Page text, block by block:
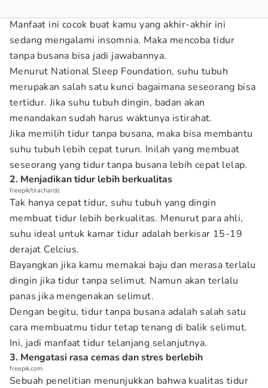
Manfaat ini cocok buat kamu yang akhir-akhir ini
sedang mengalami insomnia. Maka mencoba tidur
tanpa busana bisa jadi jawabannya.
Menurut National Sleep Foundation, suhu tubuh
merupakan salah satu kunci bagaimana seseorang bisa
tertidur. Jika suhu tubuh dingin, badan akan
menandakan sudah harus waktunya istirahat.
Jika memilih tidur tanpa busana, maka bisa membantu
suhu tubuh lebih cepat turun. Inilah yang membuat
seseorang yang tidur tanpa busana lebih cepat lelap.
2. Menjadikan tidur lebih berkualitas
freepik/tirachardz
Tak hanya cepat tidur, suhu tubuh yang dingin
membuat tidur lebih berkualitas. Menurut para ahli,
suhu ideal untuk kamar tidur adalah berkisar 15-19
derajat Celcius.
Bayangkan jika kamu memakai baju dan merasa terlalu
dingin jika tidur tanpa selimut. Namun akan terlalu
panas jika mengenakan selimut.
Dengan begitu, tidur tanpa busana adalah salah satu
cara membuatmu tidur tetap tenang di balik selimut.
Ini, jadi manfaat tidur telanjang selanjutnya.
3. Mengatasi rasa cemas dan stres berlebih
freepik.com
Sebuah penelitian menunjukkan bahwa kualitas tidur